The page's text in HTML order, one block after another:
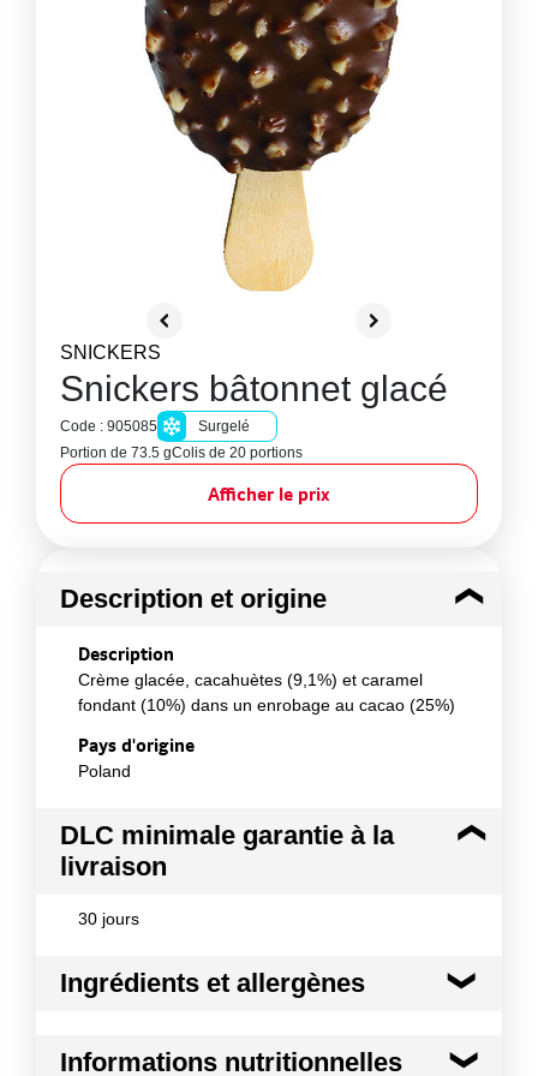
SNICKERS
Snickers bâtonnet glacé
Code : 905085
Surgelé
Portion de 73.5 gColis de 20 portions
Afficher le prix
Description et origine
Description
Crème glacée, cacahuètes (9,1%) et caramel
fondant (10%) dans un enrobage au cacao (25%)
Pays d'origine
Poland
DLC minimale garantie à la
livraison
30 jours
Ingrédients et allergènes
eau, sucre, sirop de glucose, cacahuètes, lait
Informations nutritionnelles